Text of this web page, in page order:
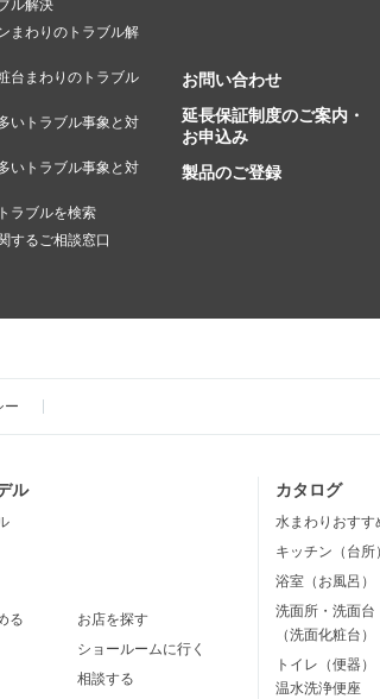
ル解決
まわりのトラブル解
台まわりのトラブル
いトラブル事象と対
いトラブル事象と対
ラブルを検索
するご相談窓口
お問い合わせ
延長保証制度のご案内・
お申込み
製品のご登録
ー
ル
る
お店を探す
ショールームに行く
相談する
カタログ
水まわりおすす
キッチン（台所）
浴室（お風呂）
洗面所・洗面台
（洗面化粧台）
トイレ（便器）
温水洗浄便座